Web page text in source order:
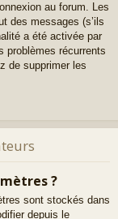
au forum. Les
des messages (s’ils
a été activée par
problèmes récurrents
de supprimer les
?
sont stockés dans
depuis le